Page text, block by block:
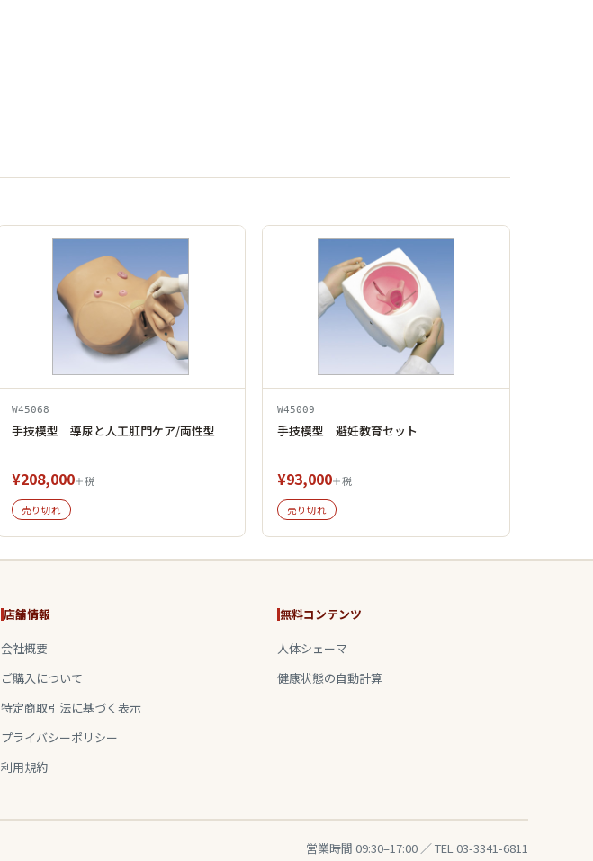
W45068
手技模型 導尿と人工肛門ケア/両性型
¥208,000＋税
売り切れ
W45009
手技模型 避妊教育セット
¥93,000＋税
売り切れ
店舗情報
会社概要
ご購入について
特定商取引法に基づく表示
プライバシーポリシー
利用規約
無料コンテンツ
人体シェーマ
健康状態の自動計算
営業時間 09:30–17:00 ／ TEL 03-3341-6811